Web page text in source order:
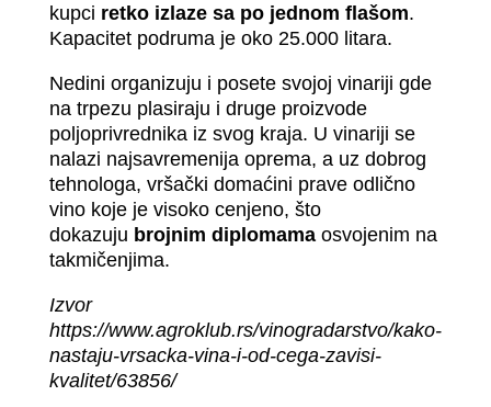
kupci retko izlaze sa po jednom flašom.
Kapacitet podruma je oko 25.000 litara.
Nedini organizuju i posete svojoj vinariji gde
na trpezu plasiraju i druge proizvode
poljoprivrednika iz svog kraja. U vinariji se
nalazi najsavremenija oprema, a uz dobrog
tehnologa, vršački domaćini prave odlično
vino koje je visoko cenjeno, što
dokazuju brojnim diplomamaosvojenim na
takmičenjima.
Izvor
https://www.agroklub.rs/vinogradarstvo/kako-
nastaju-vrsacka-vina-i-od-cega-zavisi-
kvalitet/63856/